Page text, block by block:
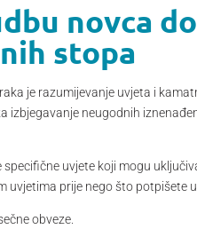
novca
stopa
je razumijevanje uvjeta i
neugodnih
uvjete koji mogu
uvjetima prije nego što potpišete
obveze.